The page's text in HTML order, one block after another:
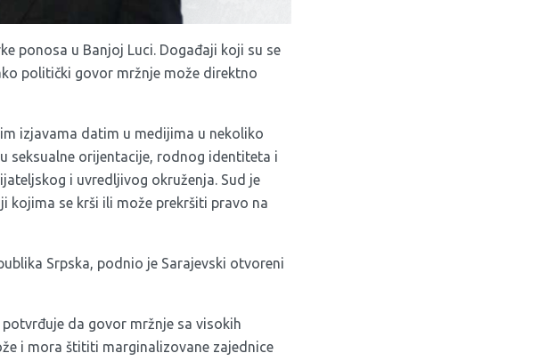
ponosa u Banjoj Luci. Događaji koji su se
politički govor mržnje može direktno
izjavama datim u medijima u nekoliko
seksualne orijentacije, rodnog identiteta i
i uvredljivog okruženja. Sud je
kojima se krši ili može prekršiti pravo na
Srpska, podnio je Sarajevski otvoreni
da govor mržnje sa visokih
i mora štititi marginalizovane zajednice